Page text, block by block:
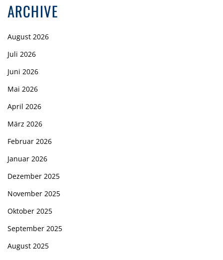
ARCHIVE
August 2026
Juli 2026
Juni 2026
Mai 2026
April 2026
März 2026
Februar 2026
Januar 2026
Dezember 2025
November 2025
Oktober 2025
September 2025
August 2025